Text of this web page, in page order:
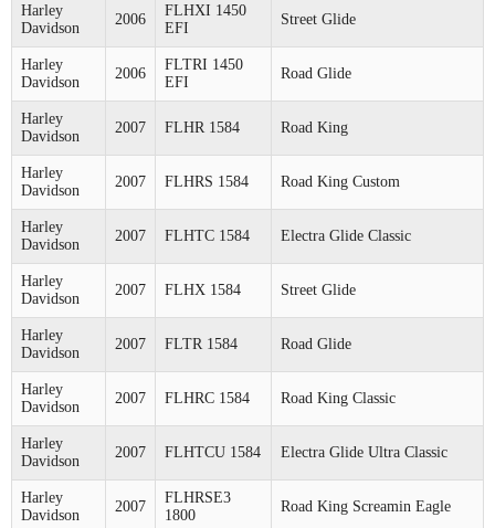
Harley
Davidson
2006
FLHXI 1450
EFI
Street Glide
Harley
Davidson
2006
FLTRI 1450
EFI
Road Glide
Harley
Davidson
2007 FLHR 1584 Road King
Harley
Davidson
2007 FLHRS 1584 Road King Custom
Harley
Davidson
2007 FLHTC 1584 Electra Glide Classic
Harley
Davidson
2007 FLHX 1584 Street Glide
Harley
Davidson
2007 FLTR 1584 Road Glide
Harley
Davidson
2007 FLHRC 1584 Road King Classic
Harley
Davidson
2007 FLHTCU 1584 Electra Glide Ultra Classic
Harley
Davidson
2007
FLHRSE3
1800
Road King Screamin Eagle